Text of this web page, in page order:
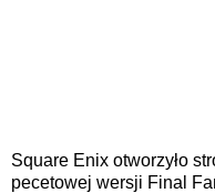
Square Enix otworzyło
pecetowej wersji Final